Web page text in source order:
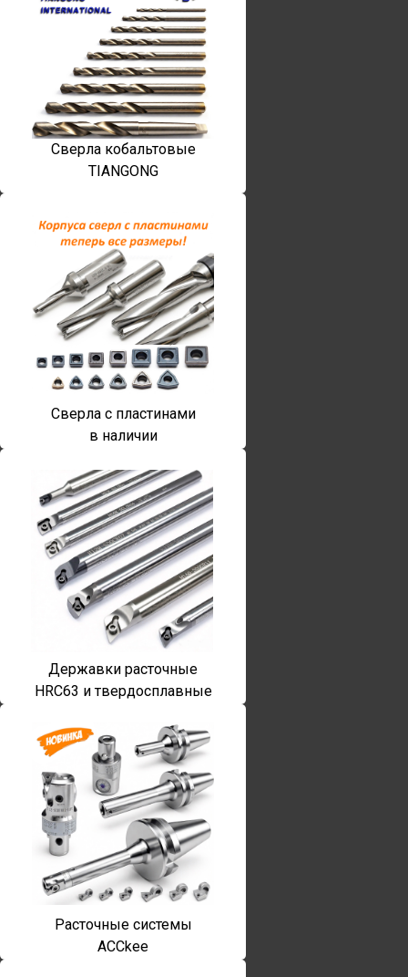
Сверла кобальтовые
TIANGONG
Сверла с пластинами
в наличии
Державки расточные
HRC63 и твердосплавные
Расточные системы
ACCkee